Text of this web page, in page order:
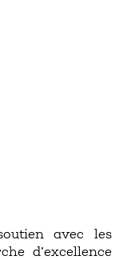
avec les
d’excellence